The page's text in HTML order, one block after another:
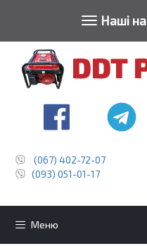
до
контенту
(067) 402-72-07
(093) 051-01-17
Меню
Наші